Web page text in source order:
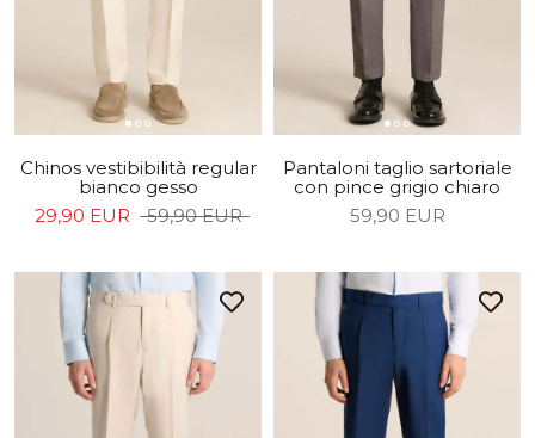
Chinos vestibibilità regular
bianco gesso
29,90 EUR
59,90 EUR
Pantaloni taglio sartoriale
con pince grigio chiaro
59,90 EUR